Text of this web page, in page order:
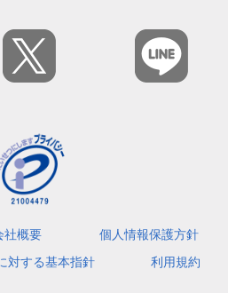
社概要
個人情報保護方針
対する基本指針
利用規約